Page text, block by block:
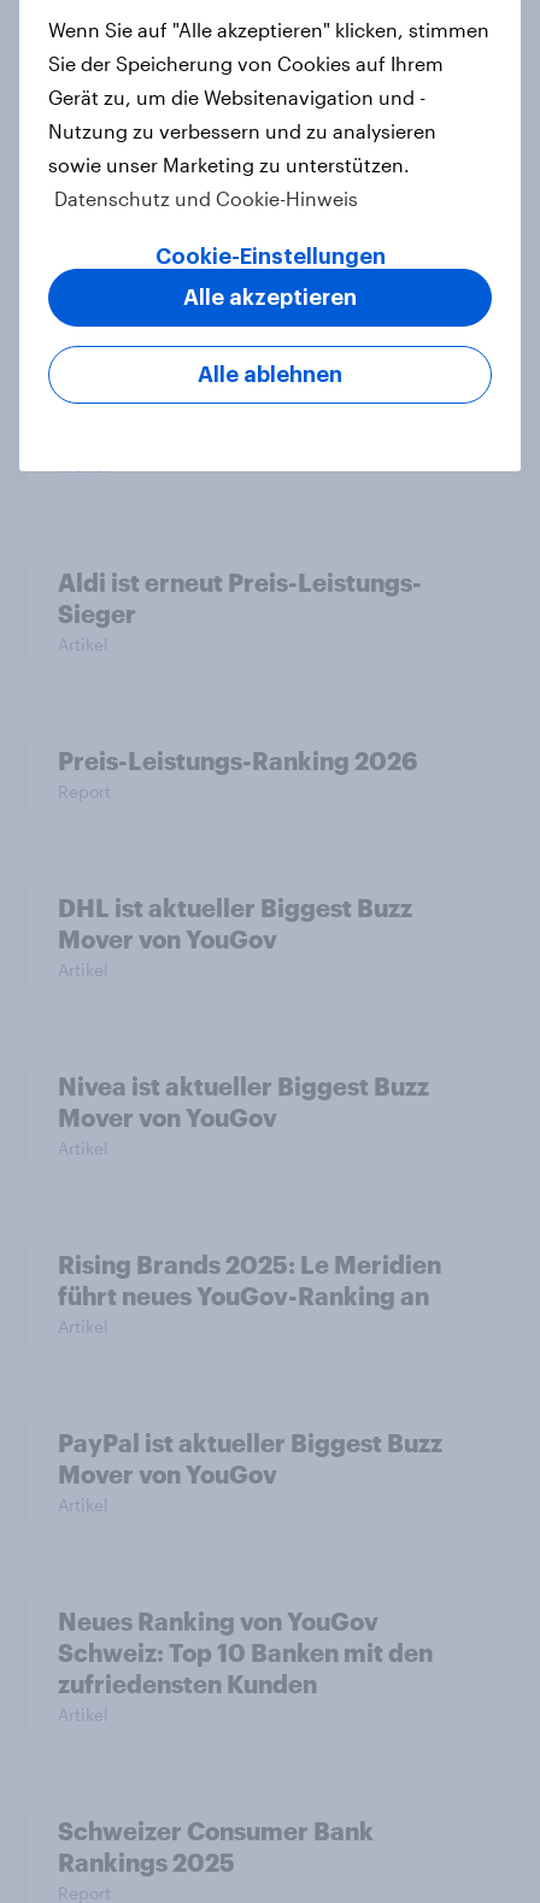
von YouGov
Lufthansa verzeichnet stärksten
Imagegewinn unter allen Marken
WhatsApp überholt Samsung in
YouGovs Best Brand Rankings 2026
Aldi ist erneut Preis-Leistungs-
Sieger
Artikel
Preis-Leistungs-Ranking 2026
Report
DHL ist aktueller Biggest Buzz
Mover von YouGov
Artikel
Nivea ist aktueller Biggest Buzz
Mover von YouGov
Artikel
Rising Brands 2025: Le Meridien
führt neues YouGov-Ranking an
Artikel
PayPal ist aktueller Biggest Buzz
Mover von YouGov
Artikel
Neues Ranking von YouGov
Schweiz: Top 10 Banken mit den
zufriedensten Kunden
Artikel
Schweizer Consumer Bank
Rankings 2025
Report
Wenn Sie auf "Alle akzeptieren" klicken, stimmen
Sie der Speicherung von Cookies auf Ihrem
Gerät zu, um die Websitenavigation und -
Nutzung zu verbessern und zu analysieren
sowie unser Marketing zu unterstützen.
Datenschutz und Cookie-Hinweis
Cookie-Einstellungen
Alle ablehnen
Alle akzeptieren